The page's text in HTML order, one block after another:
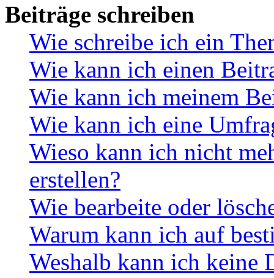
Beiträge schreiben
Wie schreibe ich ein
Wie kann ich einen
Wie kann ich meinem
Wie kann ich eine
Wieso kann ich nicht
erstellen?
Wie bearbeite oder
Warum kann ich auf
Weshalb kann ich keine